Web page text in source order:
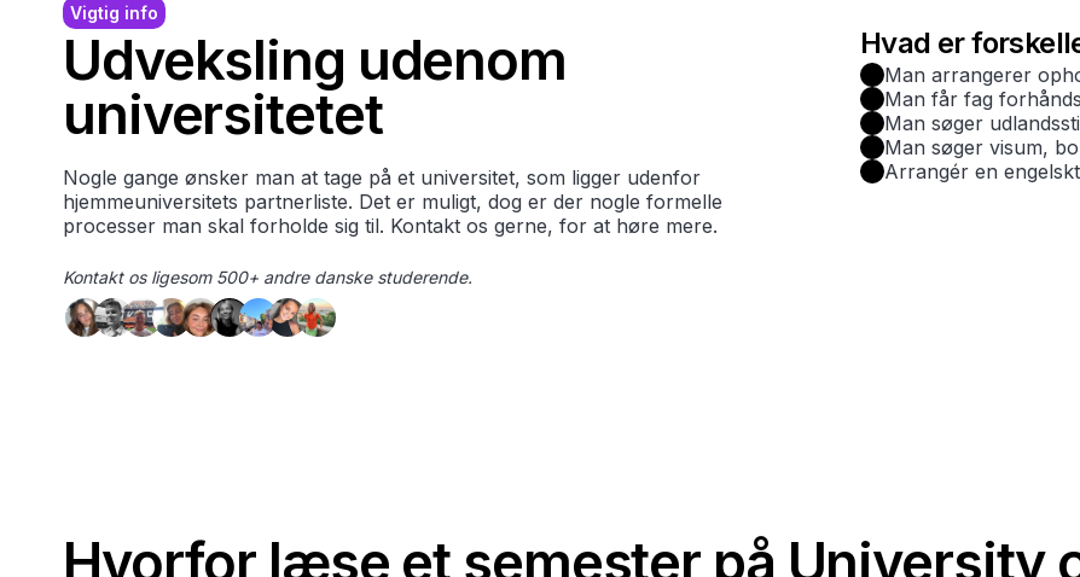
Vigtig info
Udveksling udenom
universitetet
Nogle gange ønsker man at tage på et universitet, som ligger udenfor
hjemmeuniversitets partnerliste. Det er muligt, dog er der nogle formelle
processer man skal forholde sig til. Kontakt os gerne, for at høre mere.
Kontakt os ligesom 500+ andre danske studerende.
Hvad er
Man arrangerer
Man får fag
Man søger
Man søger visum,
Arrangér en
Hvorfor læse et semester på University